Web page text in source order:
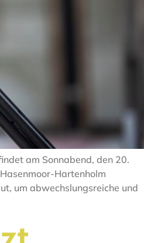
am Sonnabend, den 20.
Hartenholm
um abwechslungsreiche und